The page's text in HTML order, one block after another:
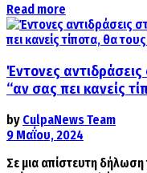
Read more
Έντονες
“αν σας πει κανείς
by CulpaNews Team
9 Μαΐου, 2024
Σε μια απίστευτη